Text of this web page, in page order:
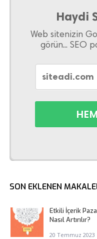
Haydi
Web sitenizin
görün... SEO
SON EKLENEN
Etkili İçerik
Nasıl Artırılır?
20 Temmuz 2023